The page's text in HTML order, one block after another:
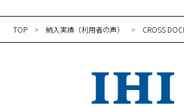
TOP 納入実績（利用者の声） CROSS